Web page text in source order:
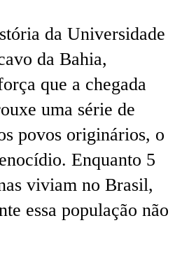
da Universidade
da Bahia,
que a chegada
uma série de
povos originários, o
Enquanto 5
viviam no Brasil,
essa população não